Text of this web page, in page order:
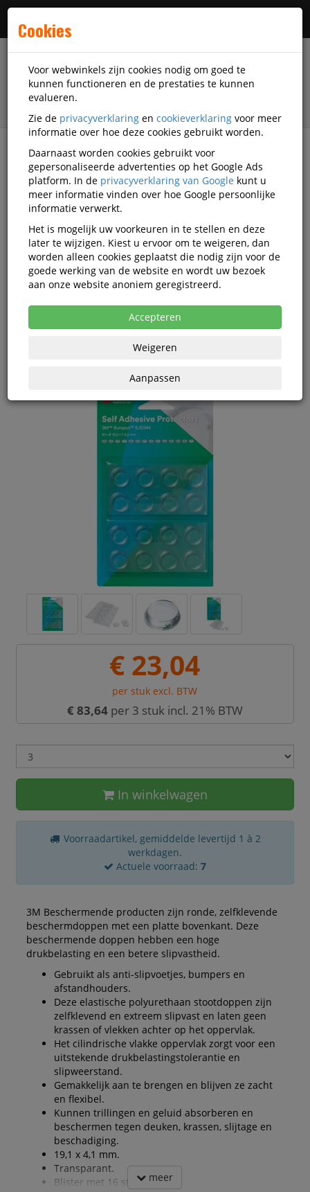
filter
Klusbenodigdheden
IJzerwaren
Meubel- en interieurbeslag
3M Zelfklevende stootdoppen
Bumpon Transparant Blister 16
Stuks
Korting vanaf aankoop 6 eenheden, zieprijsoverzicht
Vanaf € 7,04 excl. BTW bij aankoop van minimaal 264
eenheden
€ 23,04
per stuk excl. BTW
€ 83,64per 3 stuk incl. 21% BTW
In winkelwagen
Voorraadartikel, gemiddelde levertijd 1 à 2
werkdagen.
Actuele voorraad: 7
3M Beschermende producten zijn ronde, zelfklevende
beschermdoppen met een platte bovenkant. Deze
beschermende doppen hebben een hoge
drukbelasting en een betere slipvastheid.
Gebruikt als anti-slipvoetjes, bumpers en
afstandhouders.
Deze elastische polyurethaan stootdoppen zijn
zelfklevend en extreem slipvast en laten geen
krassen of vlekken achter op het oppervlak.
Het cilindrische vlakke oppervlak zorgt voor een
uitstekende drukbelastingstolerantie en
slipweerstand.
Gemakkelijk aan te brengen en blijven ze zacht
en flexibel.
Kunnen trillingen en geluid absorberen en
beschermen tegen deuken, krassen, slijtage en
beschadiging.
19,1 x 4,1 mm.
Transparant.
Blister met 16 stuks. meer
Cookies
Voor webwinkels zijn cookies nodig om goed te
kunnen functioneren en de prestaties te kunnen
evalueren.
Zie de privacyverklaring en cookieverklaring voor meer
informatie over hoe deze cookies gebruikt worden.
Daarnaast worden cookies gebruikt voor
gepersonaliseerde advertenties op het Google Ads
platform. In de privacyverklaring van Google kunt u
meer informatie vinden over hoe Google persoonlijke
informatie verwerkt.
Het is mogelijk uw voorkeuren in te stellen en deze
later te wijzigen. Kiest u ervoor om te weigeren, dan
worden alleen cookies geplaatst die nodig zijn voor de
goede werking van de website en wordt uw bezoek
aan onze website anoniem geregistreerd.
Accepteren
Weigeren
Aanpassen